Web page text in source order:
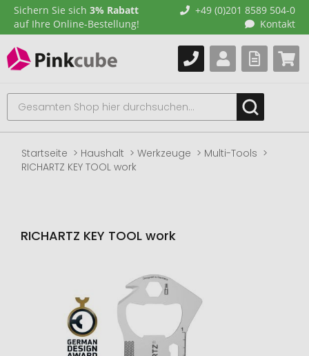
Sichern Sie sich 3% Rabatt
auf Ihre Online-Bestellung!
+49 (0)201 8589 504-0
Kontakt
Startseite Haushalt Werkzeuge
Multi-Tools
RICHARTZ KEY TOOL work
RICHARTZ KEY TOOL work